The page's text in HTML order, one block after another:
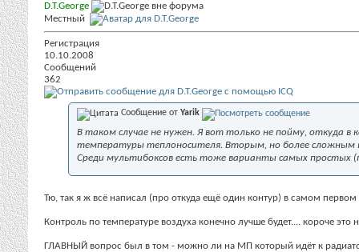
D.T.George
Местный
Регистрация
10.10.2008
Сообщений
362
Сообщение от Yarik
В таком случае не нужен. Я вот только не пойму, откуда
температуры теплоносителя. Вторым, но более
Среди мультибоксов есть тоже варианты самых простых
Тю, так я ж всё написал (про откуда ещё один контур) в самом первом
Контроль по температуре воздуха конечно лучше будет.... короче
ГЛАВНЫЙ вопрос был в том - можно ли на МП который идёт к